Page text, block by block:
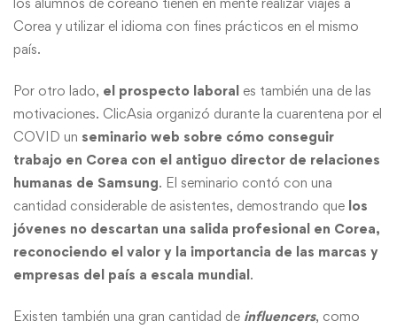
Corea y utilizar el idioma con fines prácticos en el mismo
país.
Por otro lado, el prospecto laboral es también una de las
motivaciones. ClicAsia organizó durante la cuarentena por el
COVID un seminario web sobre cómo conseguir
trabajo en Corea con el antiguo director de relaciones
humanas de Samsung. El seminario contó con una
cantidad considerable de asistentes, demostrando que los
jóvenes no descartan una salida profesional en Corea,
reconociendo el valor y la importancia de las marcas y
empresas del país a escala mundial.
Existen también una gran cantidad de influencers, como